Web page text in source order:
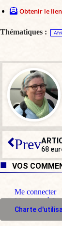
Obtenir le
Thématiques :
Prev68
VOS
Me connecter
M'inscrire à
Charte